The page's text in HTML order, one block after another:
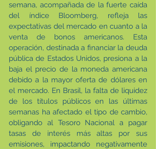
semana, acompañada de la fuerte caída
del índice Bloomberg, refleja las
expectativas del mercado en cuanto a la
venta de bonos americanos. Esta
operación, destinada a financiar la deuda
pública de Estados Unidos, presiona a la
baja el precio de la moneda americana
debido a la mayor oferta de dólares en
el mercado. En Brasil, la falta de liquidez
de los títulos públicos en las últimas
semanas ha afectado el tipo de cambio,
obligando al Tesoro Nacional a pagar
tasas de interés más altas por sus
emisiones, impactando negativamente